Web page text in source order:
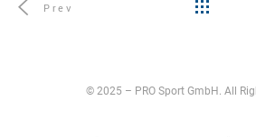
Prev
© 2025 – PRO Sport GmbH. All